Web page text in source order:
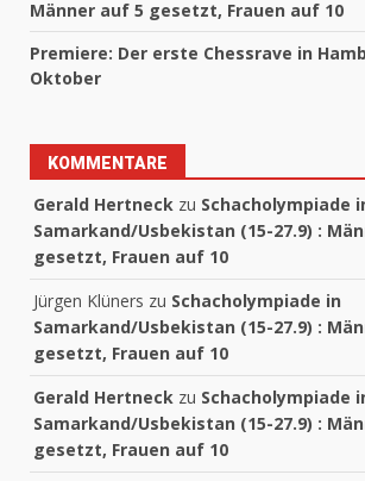
Männer auf 5 gesetzt, Frauen auf 10
Premiere: Der erste Chessrave in
Oktober
KOMMENTARE
Gerald Hertneck zu Schacholympiade
Samarkand/Usbekistan (15-27.9) :
gesetzt, Frauen auf 10
Jürgen Klüners zu Schacholympiade in
Samarkand/Usbekistan (15-27.9) :
gesetzt, Frauen auf 10
Gerald Hertneck zu Schacholympiade
Samarkand/Usbekistan (15-27.9) :
gesetzt, Frauen auf 10